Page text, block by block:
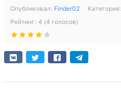
Опубликовал: Finder02 Категория:
Рейтинг: 4 (4 голосов)